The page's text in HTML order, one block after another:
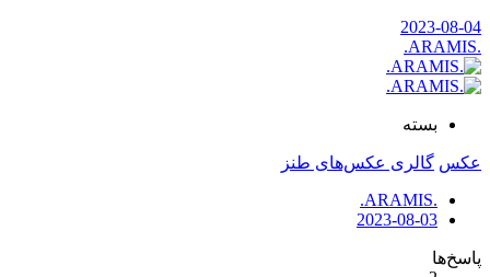
2023-08-04
.ARAMIS.
بسته
عکس گالری عکس‌های طنز
.ARAMIS.
2023-08-03
پاسخ‌ها